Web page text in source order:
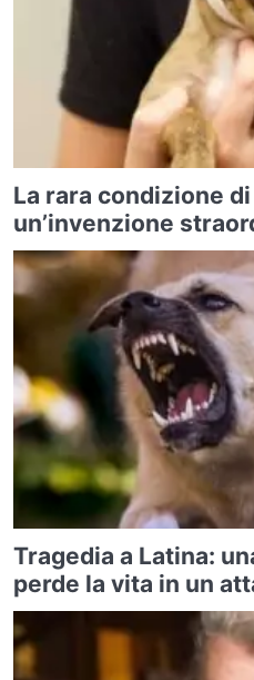
La rara condizione
un’invenzione
Tragedia a Latina:
perde la vita in un